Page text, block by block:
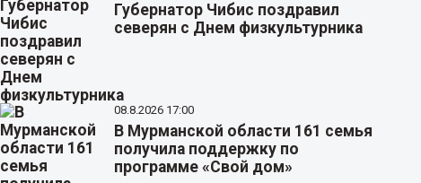
Губернатор Чибис поздравил
северян с Днем физкультурника
08.8.2026 17:00
В Мурманской области 161 семья
получила поддержку по
программе «Свой дом»